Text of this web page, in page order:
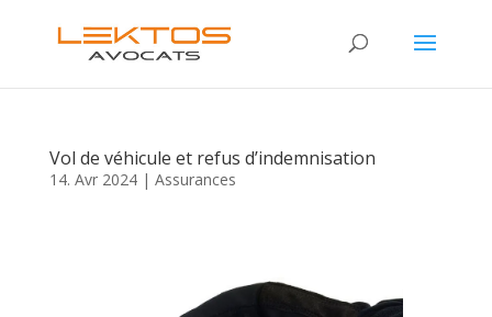
Vol de véhicule et refus d’indemnisation
14. Avr 2024| Assurances